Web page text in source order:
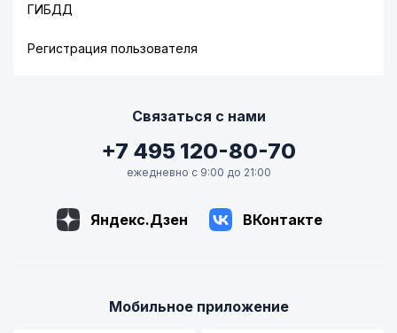
ГИБДД
Регистрация пользователя
Связаться с нами
+7 495 120-80-70
ежедневно с 9:00 до 21:00
Яндекс.Дзен ВКонтакте
Мобильное приложение